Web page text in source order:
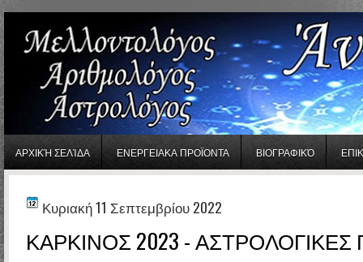
ΑΡΧΙΚΉ ΣΕΛΊΔΑ ΕΝΕΡΓΕΙΑΚΑ ΠΡΟΪΟΝΤΑ ΒΙΟΓΡΑΦΙΚΌ
Κυριακή 11 Σεπτεμβρίου 2022
ΚΑΡΚΙΝΟΣ 2023 -